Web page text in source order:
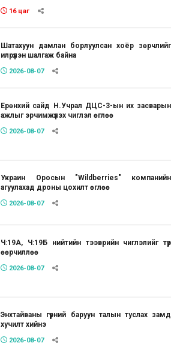
16 цаг
Шатахуун дамлан борлуулсан хоёр зөрчлийг
илрүүлэн шалгаж байна
2026-08-07
Ерөнхий сайд Н.Учрал ДЦС-3-ын их засварын
ажлыг эрчимжүүлэх чиглэл өглөө
2026-08-07
Украин Оросын "Wildberries" компанийн
агуулахад дроны цохилт өглөө
2026-08-07
Ч:19А, Ч:19Б нийтийн тээврийн чиглэлийг түр
өөрчиллөө
2026-08-07
Энхтайваны гүүрний баруун талын туслах замд
хучилт хийнэ
2026-08-07